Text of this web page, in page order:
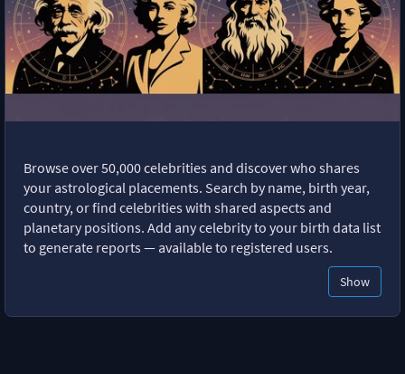
Browse over 50,000 celebrities and discover who shares
your astrological placements. Search by name, birth year,
country, or find celebrities with shared aspects and
planetary positions. Add any celebrity to your birth data list
to generate reports — available to registered users.
Show